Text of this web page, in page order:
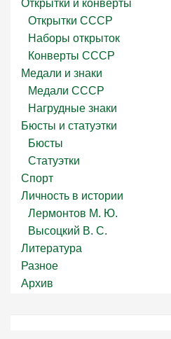
Открытки и конверты
Открытки СССР
Наборы открыток
Конверты СССР
Медали и знаки
Медали СССР
Нагрудные знаки
Бюсты и статуэтки
Бюсты
Статуэтки
Спорт
Личность в истории
Лермонтов М. Ю.
Высоцкий В. С.
Литература
Разное
Архив